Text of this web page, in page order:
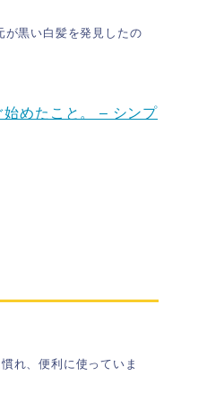
が黒い白髪を発見したの
始めたこと。 – シンプ
れ、便利に使っていま